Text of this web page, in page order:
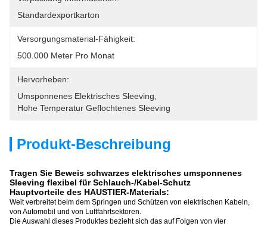
Standardexportkarton
Versorgungsmaterial-Fähigkeit:
500.000 Meter Pro Monat
Hervorheben:
Umsponnenes Elektrisches Sleeving
Hohe Temperatur Geflochtenes Sleeving
Produkt-Beschreibung
Tragen Sie Beweis schwarzes elektrisches umsponnenes
Sleeving flexibel für Schlauch-/Kabel-Schutz
Hauptvorteile des HAUSTIER-Materials:
Weit verbreitet beim dem Springen und Schützen von elektrischen Kabeln,
von Automobil und von Luftfahrtsektoren.
Die Auswahl dieses Produktes bezieht sich das auf Folgen von vier